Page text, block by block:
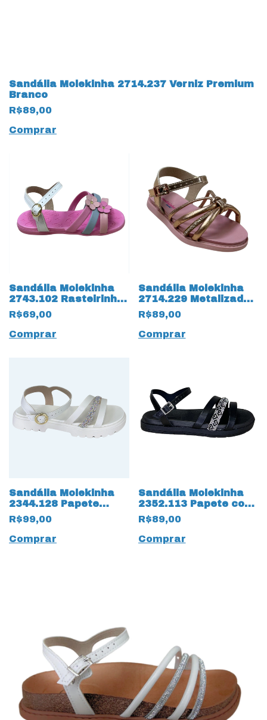
Sandália Molekinha 2714.237 Verniz Premium
Branco
R$89,00
Comprar
Sandália Molekinha
2743.102 Rasteirinha
Rosa
R$69,00
Comprar
Sandália Molekinha
2714.229 Metalizado
Glam 18894 Rose
R$89,00
Comprar
Sandália Molekinha
2344.128 Papete
17542 Off White
R$99,00
Comprar
Sandália Molekinha
2352.113 Papete com
Strass 17533 Preto
R$89,00
Comprar